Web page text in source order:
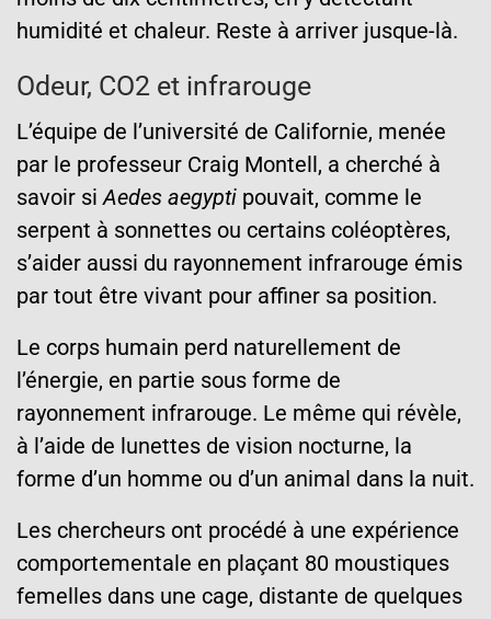
humidité et chaleur. Reste à arriver jusque-là.
Odeur, CO2 et infrarouge
L’équipe de l’université de Californie, menée
par le professeur Craig Montell, a cherché à
savoir siAedes aegypti pouvait, comme le
serpent à sonnettes ou certains coléoptères,
s’aider aussi du rayonnement infrarouge émis
par tout être vivant pour affiner sa position.
Le corps humain perd naturellement de
l’énergie, en partie sous forme de
rayonnement infrarouge. Le même qui révèle,
à l’aide de lunettes de vision nocturne, la
forme d’un homme ou d’un animal dans la nuit.
Les chercheurs ont procédé à une expérience
comportementale en plaçant 80 moustiques
femelles dans une cage, distante de quelques